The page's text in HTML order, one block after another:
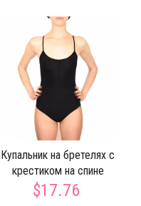
Купальник на бретелях с
крестиком на спине
$17.76